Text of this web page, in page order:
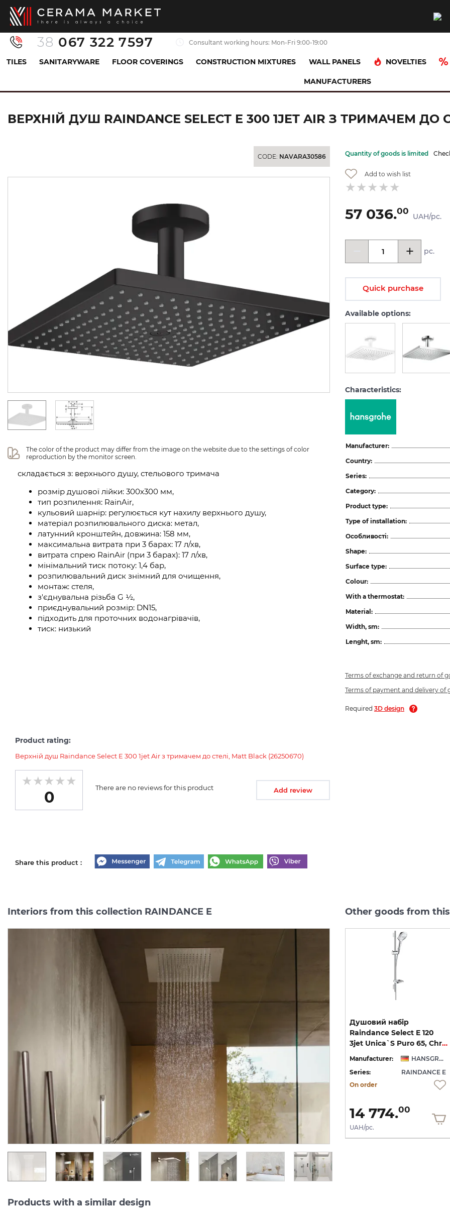
38 067 322 7597 Consultant working hours: Mon-Fri 9:00-19:00
TILES SANITARYWARE FLOOR COVERINGS CONSTRUCTION MIXTURES WALL PANELS NOVELTIES
MANUFACTURERS
Верхній душ Raindance Select E 300 1jet Air з тримачем до стелі, Matt
ВЕРХНІЙ ДУШ RAINDANCE SELECT E 300 1JET AIR З ТРИМАЧЕМ ДО
CODE: NAVARA30586
The color of the product may differ from the image on the website due to the settings of color
reproduction by the monitor screen.
складається з: верхнього душу, стельового тримача
розмір душової лійки: 300х300 мм,
тип розпилення: RainAir,
кульовий шарнір: регулюється кут нахилу верхнього душу,
матеріал розпилювального диска: метал,
латунний кронштейн, довжина: 158 мм,
максимальна витрата при 3 барах: 17 л/хв,
витрата спрею RainAir (при 3 барах): 17 л/хв,
мінімальний тиск потоку: 1,4 бар,
розпилювальний диск знімний для очищення,
монтаж: стеля,
з'єднувальна різьба G ½,
приєднувальний розмір: DN15,
підходить для проточних водонагрівачів,
тиск: низький
Quantity of goods is limited
Add to wish list
57 036.00
UAH/pc.
pc.
Quick purchase
Available options:
Characteristics:
Manufacturer:
Country:
Series:
Category:
Product type:
Type of installation:
Особливості:
Shape:
Surface type:
Colour:
With a thermostat:
Material:
Width, sm:
Lenght, sm:
Terms of exchange and return of
Terms of payment and delivery of
Required 3D design
Product rating:
Верхній душ Raindance Select E 300 1jet Air з тримачем до стелі, Matt Black (26250670)
0
There are no reviews for this product Add review
Share this product :
Interiors from this collection RAINDANCE E Other goods from
Series:
On order
9 922.
UAH/pc.
Верхній душ Raindance
Select E 300 1jet Air з
Manufacturer:
HANSGROHE
Series:
RAINDANCE E
Quantity of goods is
limited
60 706. 00
UAH/pc.
Верхній душ Raindance
Select E 300 1jet Air з
Manufacturer:
Series:
On order
60 706.
UAH/pc.
Душовий набір
Raindance Select E 120
3jet Unica`S Puro 65, Chrome (26620000)
Manufacturer:
HANSGROHE
Series:
RAINDANCE E
On order
14 774.00
UAH/pc.
Products with a similar design